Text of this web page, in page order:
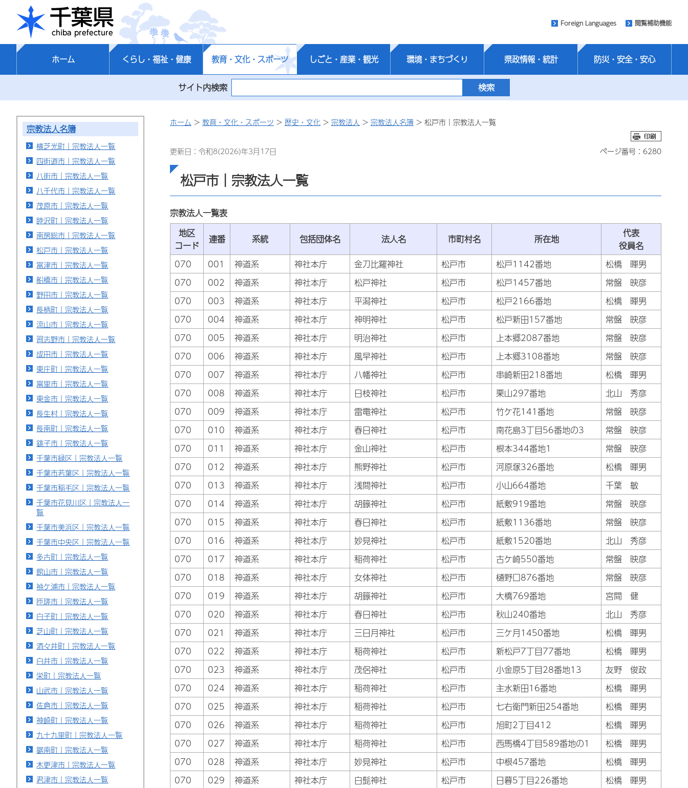
千葉県
Foreign Languages 閲覧補助機能
ホーム くらし・福祉・健康 教育・文化・スポーツ しごと・産業・観光 環境・まちづくり 県政情報・統計 防災・安全・安心
サイト内検索
宗教法人名簿
横芝光町｜宗教法人一覧
四街道市｜宗教法人一覧
八街市｜宗教法人一覧
八千代市｜宗教法人一覧
茂原市｜宗教法人一覧
睦沢町｜宗教法人一覧
南房総市｜宗教法人一覧
松戸市｜宗教法人一覧
富津市｜宗教法人一覧
船橋市｜宗教法人一覧
野田市｜宗教法人一覧
長柄町｜宗教法人一覧
流山市｜宗教法人一覧
習志野市｜宗教法人一覧
成田市｜宗教法人一覧
東庄町｜宗教法人一覧
富里市｜宗教法人一覧
東金市｜宗教法人一覧
長生村｜宗教法人一覧
長南町｜宗教法人一覧
銚子市｜宗教法人一覧
千葉市緑区｜宗教法人一覧
千葉市若葉区｜宗教法人一覧
千葉市稲毛区｜宗教法人一覧
千葉市花見川区｜宗教法人一
覧
千葉市美浜区｜宗教法人一覧
千葉市中央区｜宗教法人一覧
多古町｜宗教法人一覧
館山市｜宗教法人一覧
袖ケ浦市｜宗教法人一覧
匝瑳市｜宗教法人一覧
白子町｜宗教法人一覧
芝山町｜宗教法人一覧
酒々井町｜宗教法人一覧
白井市｜宗教法人一覧
栄町｜宗教法人一覧
山武市｜宗教法人一覧
佐倉市｜宗教法人一覧
神崎町｜宗教法人一覧
九十九里町｜宗教法人一覧
鋸南町｜宗教法人一覧
木更津市｜宗教法人一覧
君津市｜宗教法人一覧
ホーム > 教育・文化・スポーツ > 歴史・文化 > 宗教法人 > 宗教法人名簿 > 松戸市｜宗教法人一覧
更新日：令和8(2026)年3月17日 ページ番号：6280
松戸市｜宗教法人一覧
宗教法人一覧表
地区
コード
連番 系統 包括団体名 法人名 市町村名 所在地
代表
役員名
070
001 神道系 神社本庁 金刀比羅神社 松戸市 松戸1142番地
松橋 暉男
070
002 神道系 神社本庁 松戸神社 松戸市 松戸1457番地
常盤 映彦
070
003 神道系 神社本庁 平潟神社 松戸市 松戸2166番地
松橋 暉男
070
004 神道系 神社本庁 神明神社 松戸市 松戸新田157番地
常盤 映彦
070
005 神道系 神社本庁 明治神社 松戸市 上本郷2087番地
常盤 映彦
070
006 神道系 神社本庁 風早神社 松戸市 上本郷3108番地
常盤 映彦
070
007 神道系 神社本庁 八幡神社 松戸市 串崎新田218番地
松橋 暉男
070
008 神道系 神社本庁 日枝神社 松戸市 栗山297番地
北山 秀彦
070
009 神道系 神社本庁 雷電神社 松戸市 竹ケ花141番地
常盤 映彦
070
010 神道系 神社本庁 春日神社 松戸市 南花島3丁目56番地の3
常盤 映彦
070
011 神道系 神社本庁 金山神社 松戸市 根本344番地1
常盤 映彦
070
012 神道系 神社本庁 熊野神社 松戸市 河原塚326番地
松橋 暉男
070
013 神道系 神社本庁 浅間神社 松戸市 小山664番地
千葉 敏
070
014 神道系 神社本庁 胡籙神社 松戸市 紙敷919番地
常盤 映彦
070
015 神道系 神社本庁 春日神社 松戸市 紙敷1136番地
常盤 映彦
070
016 神道系 神社本庁 妙見神社 松戸市 紙敷1520番地
北山 秀彦
070
017 神道系 神社本庁 稲荷神社 松戸市 古ケ崎550番地
常盤 映彦
070
018 神道系 神社本庁 女体神社 松戸市 樋野口876番地
常盤 映彦
070
019 神道系 神社本庁 胡籙神社 松戸市 大橋769番地
宮間 健
070
020 神道系 神社本庁 春日神社 松戸市 秋山240番地
北山 秀彦
070
021 神道系 神社本庁 三日月神社 松戸市 三ケ月1450番地
松橋 暉男
070
022 神道系 神社本庁 稲荷神社 松戸市 新松戸7丁目77番地
松橋 暉男
070
023 神道系 神社本庁 茂侶神社 松戸市 小金原5丁目28番地13
友野 俊政
070
024 神道系 神社本庁 稲荷神社 松戸市 主水新田16番地
松橋 暉男
070
025 神道系 神社本庁 稲荷神社 松戸市 七右衛門新田254番地
松橋 暉男
070
026 神道系 神社本庁 稲荷神社 松戸市 旭町2丁目412
松橋 暉男
070
027 神道系 神社本庁 稲荷神社 松戸市 西馬橋4丁目589番地の1
松橋 暉男
070
028 神道系 神社本庁 妙見神社 松戸市 中根457番地
松橋 暉男
070
029 神道系 神社本庁 白髭神社 松戸市 日暮5丁目226番地
松橋 暉男